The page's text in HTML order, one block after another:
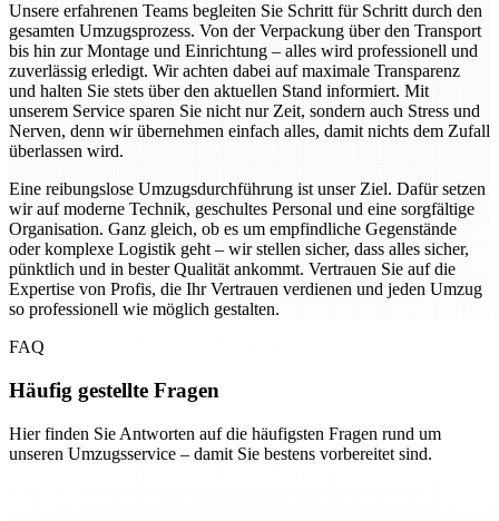
Unsere erfahrenen Teams begleiten Sie Schritt für Schritt durch den
gesamten Umzugsprozess. Von der Verpackung über den Transport
bis hin zur Montage und Einrichtung – alles wird professionell und
zuverlässig erledigt. Wir achten dabei auf maximale Transparenz
und halten Sie stets über den aktuellen Stand informiert. Mit
unserem Service sparen Sie nicht nur Zeit, sondern auch Stress und
Nerven, denn wir übernehmen einfach alles, damit nichts dem Zufall
überlassen wird.
Eine reibungslose Umzugsdurchführung ist unser Ziel. Dafür setzen
wir auf moderne Technik, geschultes Personal und eine sorgfältige
Organisation. Ganz gleich, ob es um empfindliche Gegenstände
oder komplexe Logistik geht – wir stellen sicher, dass alles sicher,
pünktlich und in bester Qualität ankommt. Vertrauen Sie auf die
Expertise von Profis, die Ihr Vertrauen verdienen und jeden Umzug
so professionell wie möglich gestalten.
FAQ
Häufig gestellte Fragen
Hier finden Sie Antworten auf die häufigsten Fragen rund um
unseren Umzugsservice – damit Sie bestens vorbereitet sind.